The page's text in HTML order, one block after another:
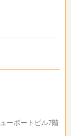
ーポートビル7階